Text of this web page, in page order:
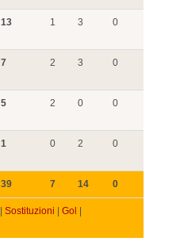
13 1 3 0
7 2 3 0
5 2 0 0
1 0 2 0
39 7 14 0
Sostituzioni Gol